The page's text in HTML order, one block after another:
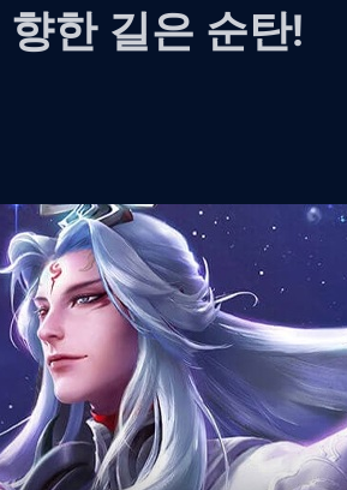
한 길은 순탄!